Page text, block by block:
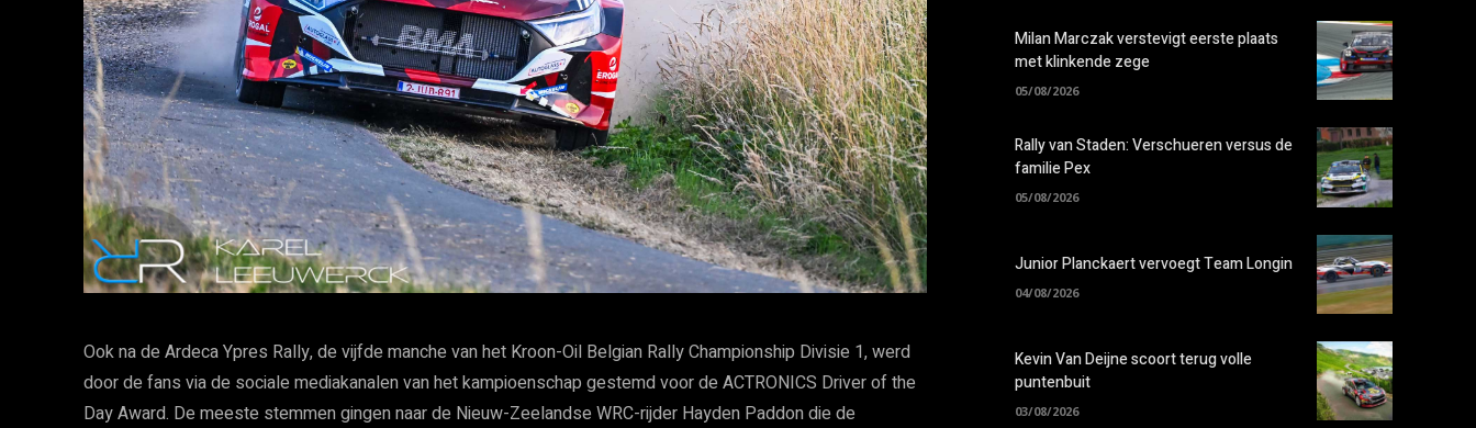
Ook na de Ardeca Ypres Rally, de vijfde manche van het Kroon-Oil Belgian Rally Championship Divisie 1, werd
door de fans via de sociale mediakanalen van het kampioenschap gestemd voor de ACTRONICS Driver of the
Day Award. De meeste stemmen gingen naar de Nieuw-Zeelandse WRC-rijder Hayden Paddon die de
Milan Marczak verstevigt eerste plaats
met klinkende zege
05/08/2026
Rally van Staden: Verschueren versus de
familie Pex
05/08/2026
Junior Planckaert vervoegt Team Longin
04/08/2026
Kevin Van Deijne scoort terug volle
puntenbuit
03/08/2026